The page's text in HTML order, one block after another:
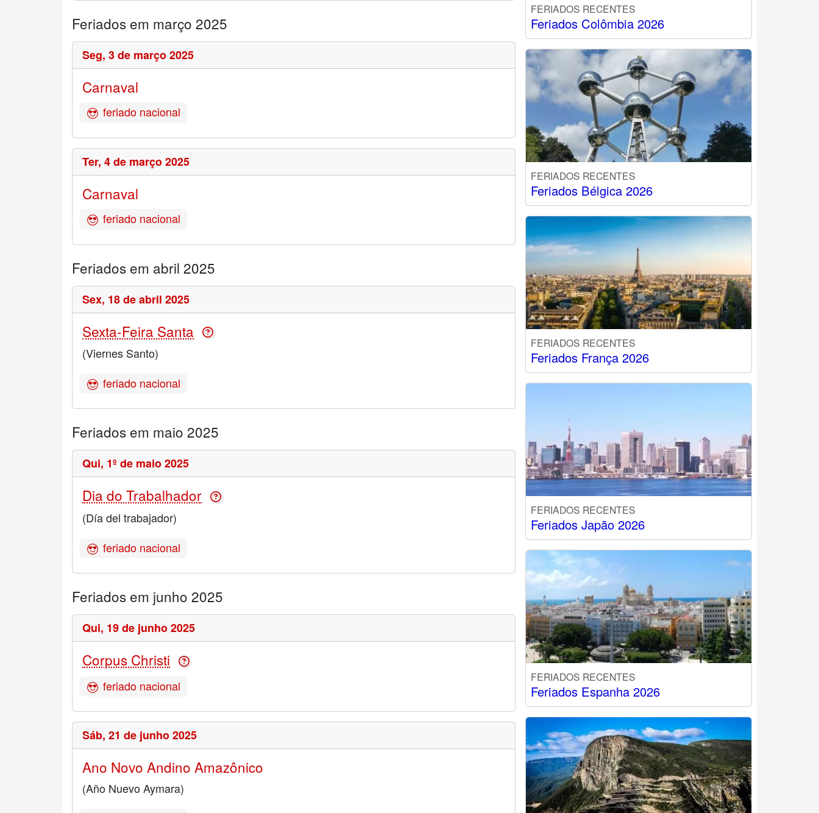
Feriados em março 2025
Seg, 3 de março 2025
Carnaval
feriado nacional
Ter, 4 de março 2025
Carnaval
feriado nacional
Feriados em abril 2025
Sex, 18 de abril 2025
Sexta-Feira Santa
(Viernes Santo)
feriado nacional
Feriados em maio 2025
Qui, 1º de maio 2025
Dia do Trabalhador
(Día del trabajador)
feriado nacional
Feriados em junho 2025
Qui, 19 de junho 2025
Corpus Christi
feriado nacional
Sáb, 21 de junho 2025
Ano Novo Andino Amazônico
(Año Nuevo Aymara)
FERIADOS RECENTES
Feriados Colômbia 2026
FERIADOS RECENTES
Feriados Bélgica 2026
FERIADOS RECENTES
Feriados França 2026
FERIADOS RECENTES
Feriados Japão 2026
FERIADOS RECENTES
Feriados Espanha 2026